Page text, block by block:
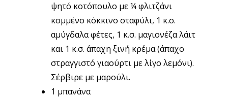
ψητό κοτόπουλο με ¼ φλιτζάνι
κομμένο κόκκινο σταφύλι, 1 κ.σ.
αμύγδαλα φέτες, 1 κ.σ. μαγιονέζα λάιτ
και 1 κ.σ. άπαχη ξινή κρέμα (άπαχο
στραγγιστό γιαούρτι με λίγο λεμόνι).
Σέρβιρε με μαρούλι.
1 μπανάνα